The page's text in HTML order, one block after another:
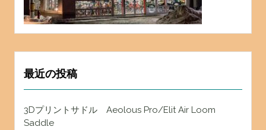
最近の投稿
3Dプリントサドル Aeolous Pro/Elit Air Loom
Saddle